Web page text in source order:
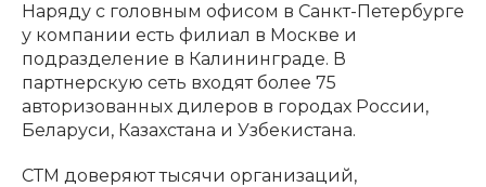
Наряду с головным офисом в Санкт-Петербурге
у компании есть филиал в Москве и
подразделение в Калининграде. В
партнерскую сеть входят более 75
авторизованных дилеров в городах России,
Беларуси, Казахстана и Узбекистана.
СТМ доверяют тысячи организаций,